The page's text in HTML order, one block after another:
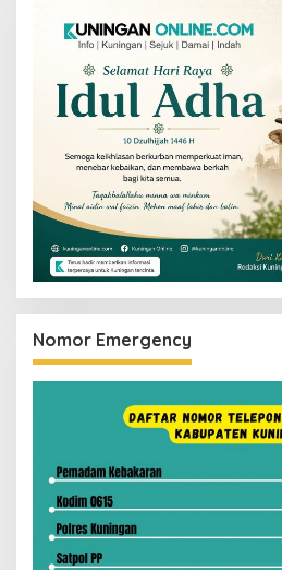
Nomor Emergency